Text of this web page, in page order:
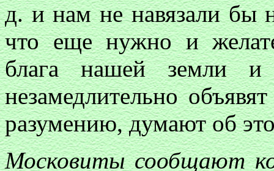
д. и нам не навязали бы
что еще нужно и
блага нашей земли и
незамедлительно
разумению, думают об
Московиты сообщают